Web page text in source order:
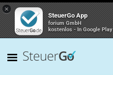
×
SteuerGo App
forium GmbH
kostenlos - In Google Play